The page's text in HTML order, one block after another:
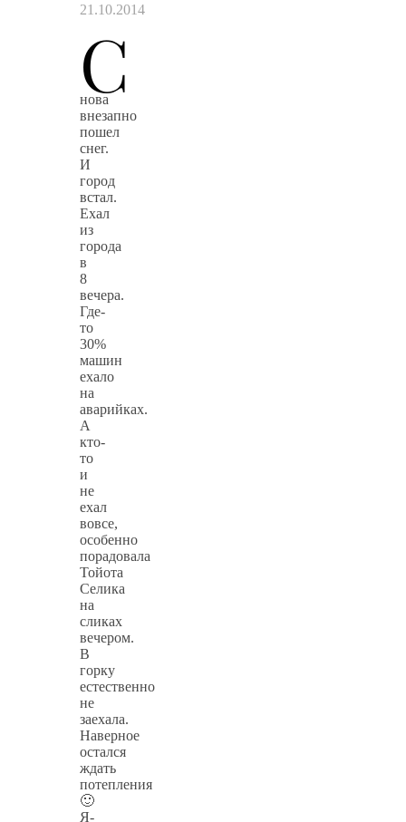
21.10.2014
С
нова
внезапно
пошел
снег.
И
город
встал.
Ехал
из
города
в
8
вечера.
Где-
то
30%
машин
ехало
на
аварийках.
А
кто-
то
и
не
ехал
вовсе,
особенно
порадовала
Тойота
Селика
на
сликах
вечером.
В
горку
естественно
не
заехала.
Наверное
остался
ждать
потепления
🙂
Я-